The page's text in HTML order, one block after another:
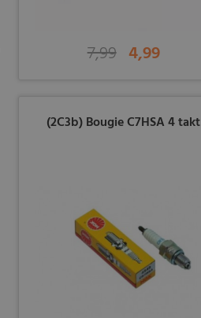
7,99 4,99
(2C3b) Bougie C7HSA 4 takt